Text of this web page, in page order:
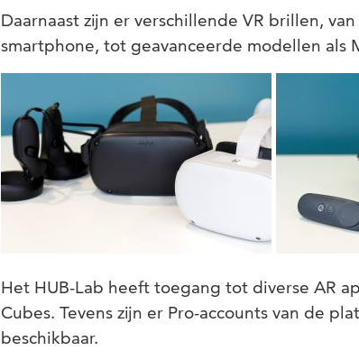
Daarnaast zijn er verschillende VR brillen,
smartphone, tot geavanceerde modellen als
Het HUB-Lab heeft toegang tot diverse AR
Cubes. Tevens zijn er Pro-accounts van de
beschikbaar.